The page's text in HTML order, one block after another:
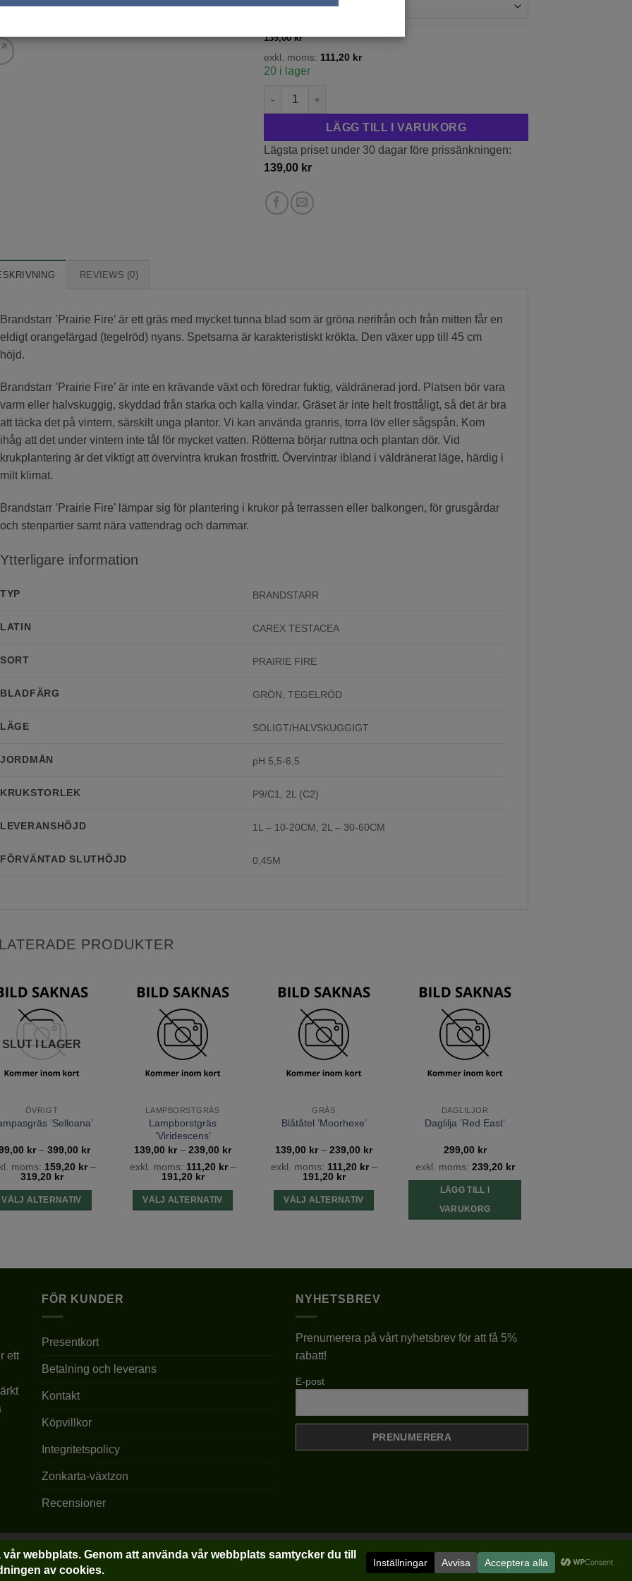
KRUKSTORLEK
139,00kr
exkl. moms: 111,20 kr
20 i lager
Brandstarr 'Prairie Fire' mängd
LÄGG TILL I VARUKORG
Lägsta priset under 30 dagar före prissänkningen:
139,00 kr
REVIEWS (0)
Brandstarr ’Prairie Fire’ är ett gräs med mycket tunna blad som är gröna nerifrån och från mitten får en
eldigt orangefärgad (tegelröd) nyans. Spetsarna är karakteristiskt krökta. Den växer upp till 45 cm
höjd.
Brandstarr ’Prairie Fire’ är inte en krävande växt och föredrar fuktig, väldränerad jord. Platsen bör vara
varm eller halvskuggig, skyddad från starka och kalla vindar. Gräset är inte helt frosttåligt, så det är bra
att täcka det på vintern, särskilt unga plantor. Vi kan använda granris, torra löv eller sågspån. Kom
ihåg att det under vintern inte tål för mycket vatten. Rötterna börjar ruttna och plantan dör. Vid
krukplantering är det viktigt att övervintra krukan frostfritt. Övervintrar ibland i väldränerat läge, härdig i
milt klimat.
Brandstarr ’Prairie Fire’ lämpar sig för plantering i krukor på terrassen eller balkongen, för grusgårdar
och stenpartier samt nära vattendrag och dammar.
Ytterligare information
TYP BRANDSTARR
LATIN CAREX TESTACEA
SORT PRAIRIE FIRE
BLADFÄRG GRÖN, TEGELRÖD
LÄGE SOLIGT/HALVSKUGGIGT
JORDMÅN pH 5,5-6,5
KRUKSTORLEK P9/C1, 2L (C2)
LEVERANSHÖJD 1L – 10-20CM, 2L – 30-60CM
FÖRVÄNTAD SLUTHÖJD 0,45M
PRODUKTER
önskelista
SLUT I LAGER
ÖVRIGT
’Selloana’
kr – 399,00 krPrisintervall:
till
moms: 159,20 kr–
319,20 kr
VÄLJ ALTERNATIV
flera
olika
kan
väljas
produktsidan
önskelista
LAMPBORSTGRÄS
Lampborstgräs
’Viridescens’
139,00 kr – 239,00 krPrisintervall:
till
exkl. moms: 111,20 kr–
191,20 kr
VÄLJ ALTERNATIV
önskelista
GRÄS
Blåtåtel ’Moorhexe’
139,00 kr – 239,00 krPrisintervall:
till
239,00 kr
exkl. moms: 111,20 kr–
191,20 kr
VÄLJ ALTERNATIV
olika
alternativen
väljas
produktsidan
önskelista
DAGLILJOR
Daglilja ’Red East’
299,00 kr
exkl. moms: 239,20 kr
LÄGG TILL I
VARUKORG
ett
FÖR KUNDER
Presentkort
Betalning och leverans
Kontakt
Köpvillkor
Integritetspolicy
Zonkarta-växtzon
Recensioner
NYHETSBREV
Prenumerera på vårt nyhetsbrev för att få 5%
rabatt!
E-post
Klarna Visa MasterCard